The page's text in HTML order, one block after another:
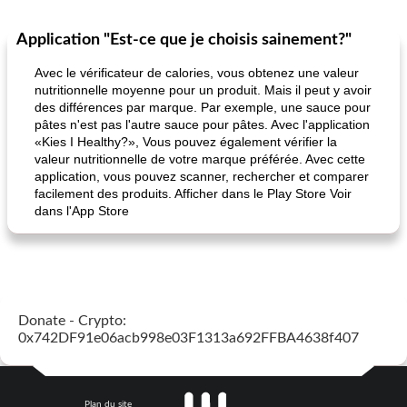
Application "Est-ce que je choisis sainement?"
Avec le vérificateur de calories, vous obtenez une valeur
nutritionnelle moyenne pour un produit. Mais il peut y avoir
des différences par marque. Par exemple, une sauce pour
pâtes n'est pas l'autre sauce pour pâtes. Avec l'application
«Kies I Healthy?», Vous pouvez également vérifier la
valeur nutritionnelle de votre marque préférée. Avec cette
application, vous pouvez scanner, rechercher et comparer
facilement des produits. Afficher dans le Play Store Voir
dans l'App Store
Donate - Crypto:
0x742DF91e06acb998e03F1313a692FFBA4638f407
Plan du site